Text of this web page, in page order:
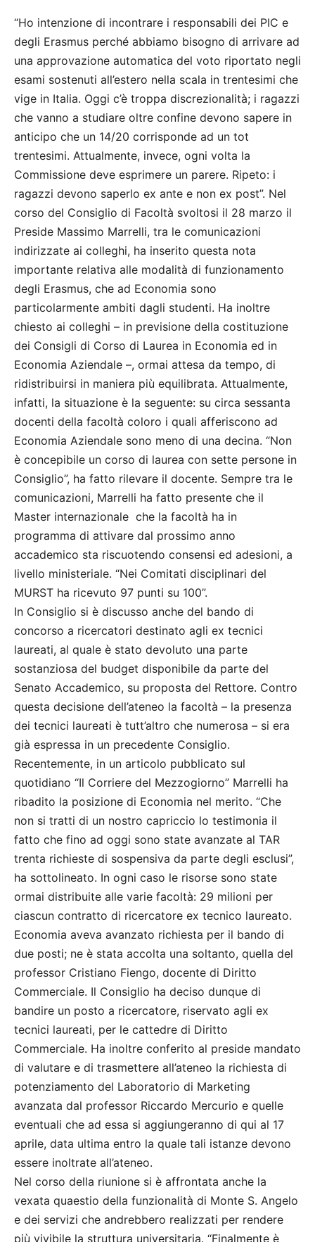
“Ho intenzione di incontrare i responsabili dei PIC e
degli Erasmus perché abbiamo bisogno di arrivare ad
una approvazione automatica del voto riportato negli
esami sostenuti all’estero nella scala in trentesimi che
vige in Italia. Oggi c’è troppa discrezionalità; i ragazzi
che vanno a studiare oltre confine devono sapere in
anticipo che un 14/20 corrisponde ad un tot
trentesimi. Attualmente, invece, ogni volta la
Commissione deve esprimere un parere. Ripeto: i
ragazzi devono saperlo ex ante e non ex post”. Nel
corso del Consiglio di Facoltà svoltosi il 28 marzo il
Preside Massimo Marrelli, tra le comunicazioni
indirizzate ai colleghi, ha inserito questa nota
importante relativa alle modalità di funzionamento
degli Erasmus, che ad Economia sono
particolarmente ambiti dagli studenti. Ha inoltre
chiesto ai colleghi – in previsione della costituzione
dei Consigli di Corso di Laurea in Economia ed in
Economia Aziendale –, ormai attesa da tempo, di
ridistribuirsi in maniera più equilibrata. Attualmente,
infatti, la situazione è la seguente: su circa sessanta
docenti della facoltà coloro i quali afferiscono ad
Economia Aziendale sono meno di una decina. “Non
è concepibile un corso di laurea con sette persone in
Consiglio”, ha fatto rilevare il docente. Sempre tra le
comunicazioni, Marrelli ha fatto presente che il
Master internazionale che la facoltà ha in
programma di attivare dal prossimo anno
accademico sta riscuotendo consensi ed adesioni, a
livello ministeriale. “Nei Comitati disciplinari del
MURST ha ricevuto 97 punti su 100”.
In Consiglio si è discusso anche del bando di
concorso a ricercatori destinato agli ex tecnici
laureati, al quale è stato devoluto una parte
sostanziosa del budget disponibile da parte del
Senato Accademico, su proposta del Rettore. Contro
questa decisione dell’ateneo la facoltà – la presenza
dei tecnici laureati è tutt’altro che numerosa – si era
già espressa in un precedente Consiglio.
Recentemente, in un articolo pubblicato sul
quotidiano “Il Corriere del Mezzogiorno” Marrelli ha
ribadito la posizione di Economia nel merito. “Che
non si tratti di un nostro capriccio lo testimonia il
fatto che fino ad oggi sono state avanzate al TAR
trenta richieste di sospensiva da parte degli esclusi”,
ha sottolineato. In ogni caso le risorse sono state
ormai distribuite alle varie facoltà: 29 milioni per
ciascun contratto di ricercatore ex tecnico laureato.
Economia aveva avanzato richiesta per il bando di
due posti; ne è stata accolta una soltanto, quella del
professor Cristiano Fiengo, docente di Diritto
Commerciale. Il Consiglio ha deciso dunque di
bandire un posto a ricercatore, riservato agli ex
tecnici laureati, per le cattedre di Diritto
Commerciale. Ha inoltre conferito al preside mandato
di valutare e di trasmettere all’ateneo la richiesta di
potenziamento del Laboratorio di Marketing
avanzata dal professor Riccardo Mercurio e quelle
eventuali che ad essa si aggiungeranno di qui al 17
aprile, data ultima entro la quale tali istanze devono
essere inoltrate all’ateneo.
Nel corso della riunione si è affrontata anche la
vexata quaestio della funzionalità di Monte S. Angelo
e dei servizi che andrebbero realizzati per rendere
più vivibile la struttura universitaria. “Finalmente è